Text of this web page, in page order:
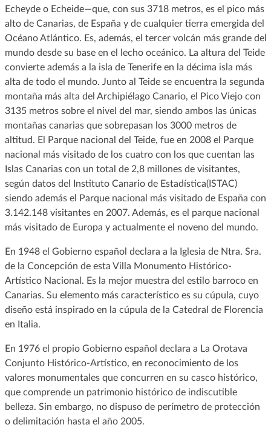
Echeyde o Echeide—que, con sus 3718 metros, es el pico más
alto de Canarias, de España y de cualquier tierra emergida del
Océano Atlántico. Es, además, el tercer volcán más grande del
mundo desde su base en el lecho oceánico. La altura del Teide
convierte además a la isla de Tenerife en la décima isla más
alta de todo el mundo. Junto al Teide se encuentra la segunda
montaña más alta del Archipiélago Canario, el Pico Viejo con
3135 metros sobre el nivel del mar, siendo ambos las únicas
montañas canarias que sobrepasan los 3000 metros de
altitud. El Parque nacional del Teide, fue en 2008 el Parque
nacional más visitado de los cuatro con los que cuentan las
Islas Canarias con un total de 2,8 millones de visitantes,
según datos del Instituto Canario de Estadística(ISTAC)
siendo además el Parque nacional más visitado de España con
3.142.148 visitantes en 2007. Además, es el parque nacional
más visitado de Europa y actualmente el noveno del mundo.
En 1948 el Gobierno español declara a la Iglesia de Ntra. Sra.
de la Concepción de esta Villa Monumento Histórico-
Artístico Nacional. Es la mejor muestra del estilo barroco en
Canarias. Su elemento más característico es su cúpula, cuyo
diseño está inspirado en la cúpula de la Catedral de Florencia
en Italia.
En 1976 el propio Gobierno español declara a La Orotava
Conjunto Histórico-Artístico, en reconocimiento de los
valores monumentales que concurren en su casco histórico,
que comprende un patrimonio histórico de indiscutible
belleza. Sin embargo, no dispuso de perímetro de protección
o delimitación hasta el año 2005.